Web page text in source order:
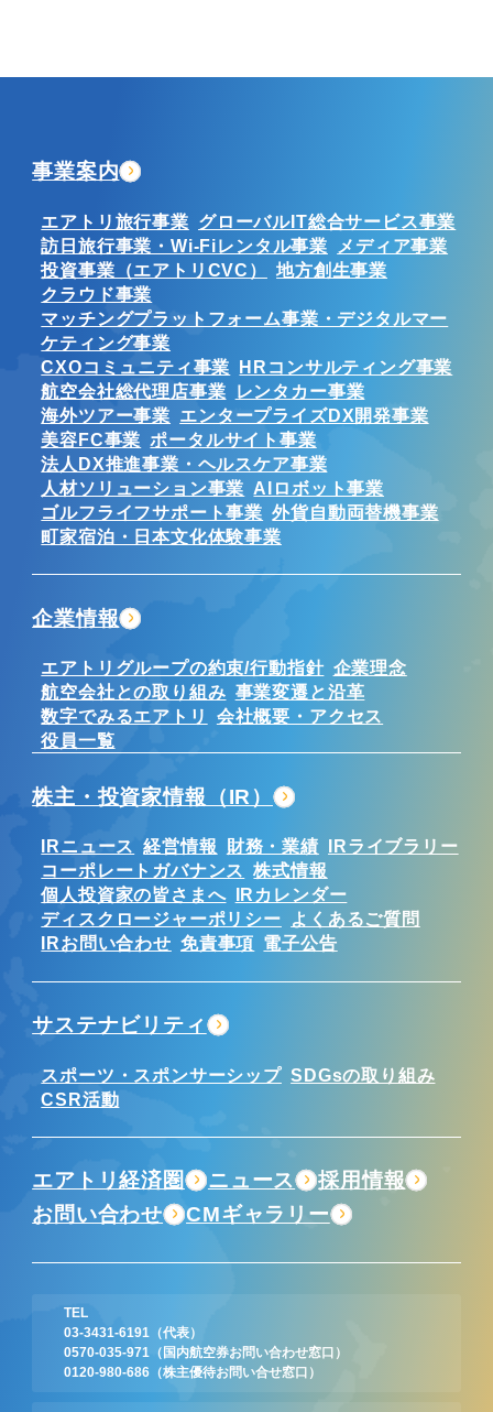
TEL
03-3431-6191
（代表）
0570-035-971
（国内航空券お問い合わせ窓口）
0120-980-686 （株主優待お問い合せ窓口）
事業案内
エアトリ旅行事業 グローバルIT総合サービス事業
訪日旅行事業・Wi-Fiレンタル事業
メディア事業
投資事業（エアトリCVC）
地方創生事業
クラウド事業
マッチングプラットフォーム事業・デジタルマー
ケティング事業
CXOコミュニティ事業 HRコンサルティング事業
航空会社総代理店事業
レンタカー事業
海外ツアー事業 エンタープライズDX開発事業
美容FC事業 ポータルサイト事業
法人DX推進事業・ヘルスケア事業
人材ソリューション事業 AIロボット事業
ゴルフライフサポート事業 外貨自動両替機事業
町家宿泊・日本文化体験事業
企業情報
エアトリグループの約束/行動指針 企業理念
航空会社との取り組み 事業変遷と沿革
数字でみるエアトリ
会社概要・アクセス
役員一覧
株主・投資家情報（IR）
IRニュース 経営情報 財務・業績
IRライブラリー
コーポレートガバナンス 株式情報
個人投資家の皆さまへ
IRカレンダー
ディスクロージャーポリシー
よくあるご質問
IRお問い合わせ 免責事項 電子公告
サステナビリティ
スポーツ・スポンサーシップ SDGsの取り組み
CSR活動
エアトリ経済圏 ニュース
採用情報
お問い合わせ
CMギャラリー